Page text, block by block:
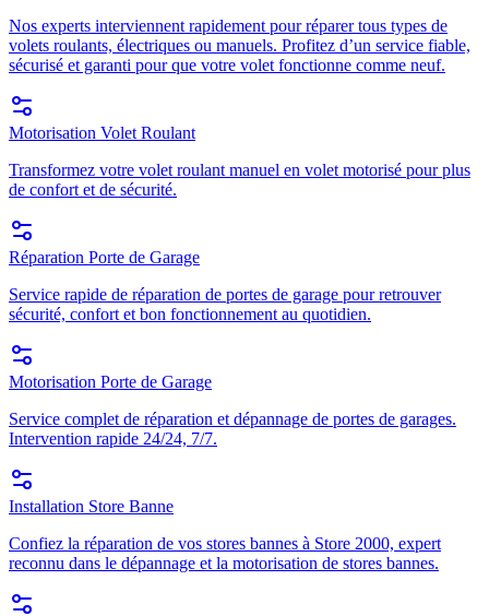
Nos experts interviennent rapidement pour réparer tous types de
volets roulants, électriques ou manuels. Profitez d’un service fiable,
sécurisé et garanti pour que votre volet fonctionne comme neuf.
Motorisation Volet Roulant
Transformez votre volet roulant manuel en volet motorisé pour plus
de confort et de sécurité.
Réparation Porte de Garage
Service rapide de réparation de portes de garage pour retrouver
sécurité, confort et bon fonctionnement au quotidien.
Motorisation Porte de Garage
Service complet de réparation et dépannage de portes de garages.
Intervention rapide 24/24, 7/7.
Installation Store Banne
Confiez la réparation de vos stores bannes à Store 2000, expert
reconnu dans le dépannage et la motorisation de stores bannes.